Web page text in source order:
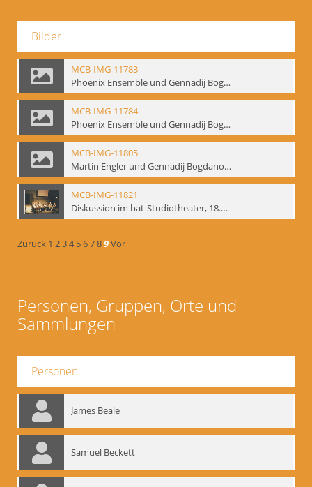
Bilder
MCB-IMG-11783
Phoenix Ensemble und Gennadij Bogdanow; BM-img-105-9
MCB-IMG-11784
Phoenix Ensemble und Gennadij Bogdanow; BM-img-105-10
MCB-IMG-11805
Martin Engler und Gennadij Bogdanow; BM-img-113
MCB-IMG-11821
Diskussion im bat-Studiotheater, 18.09.1995; BM-img-127-3
Zurück 1 234 56789Vor
Personen, Gruppen, Orte und
Sammlungen
Personen
James Beale
Samuel Beckett